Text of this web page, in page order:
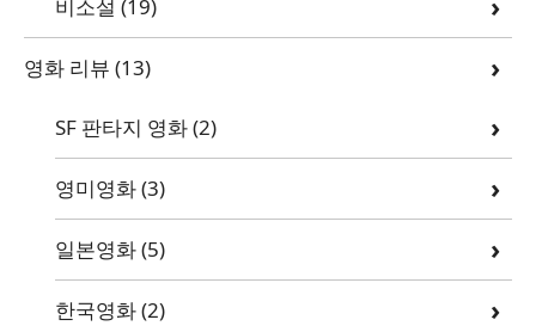
비소설 (19)
영화 리뷰 (13)
SF 판타지 영화(2)
영미영화(3)
일본영화(5)
한국영화(2)